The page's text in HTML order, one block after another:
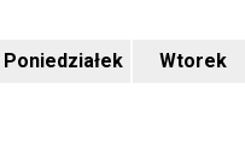
Poniedziałek Wtorek